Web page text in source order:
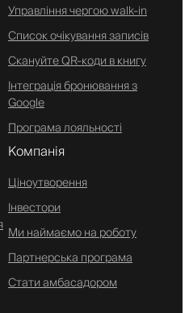
Управління чергою walk-in
Список очікування записів
Скануйте QR-коди в книгу
Інтеграція бронювання з
Google
Програма лояльності
Компанія
Ціноутворення
Інвестори
Ми наймаємо на роботу
Партнерська програма
Стати амбасадором